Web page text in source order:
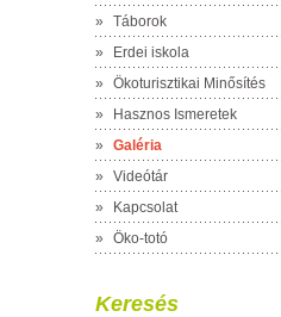
»
Táborok
»
Erdei iskola
»
Ökoturisztikai Minősítés
»
Hasznos Ismeretek
»
Galéria
»
Videótár
»
Kapcsolat
»
Öko-totó
Keresés